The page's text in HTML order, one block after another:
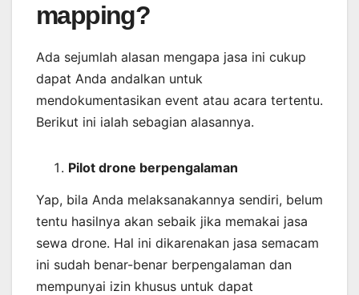
mapping?
Ada sejumlah alasan mengapa jasa ini cukup
dapat Anda andalkan untuk
mendokumentasikan event atau acara tertentu.
Berikut ini ialah sebagian alasannya.
Pilot drone berpengalaman
Yap, bila Anda melaksanakannya sendiri, belum
tentu hasilnya akan sebaik jika memakai jasa
sewa drone. Hal ini dikarenakan jasa semacam
ini sudah benar-benar berpengalaman dan
mempunyai izin khusus untuk dapat